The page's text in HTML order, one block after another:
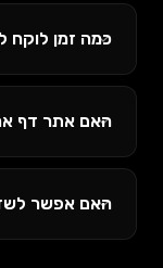
כמה זמן לוקח לבנות
האם אתר דף אחד
האם אפשר לשדרג